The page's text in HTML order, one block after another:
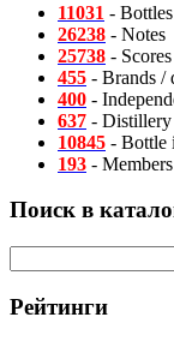
11031 - Bottles
26238 - Notes
25738 - Scores
455 - Brands /
400 -
637 - Distillery
10845 - Bottle
193 - Members
Поиск в
Рейтинги